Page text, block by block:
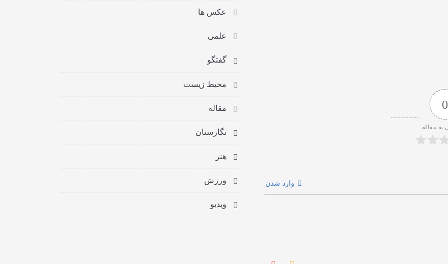
0
به مقاله
وارد شدن
عکس ها
علمی
گفتگو
محیط زیست
مقاله
نگارستان
هنر
ورزش
ویدیو